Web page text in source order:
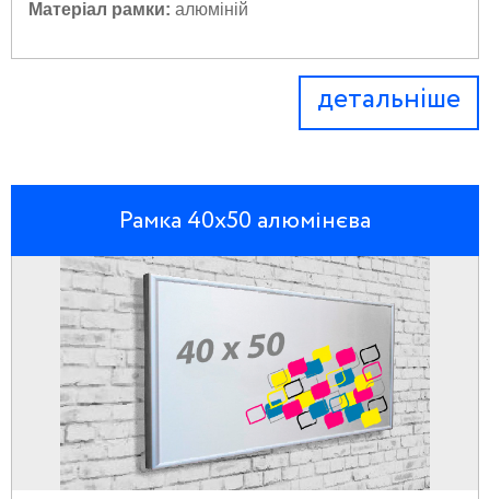
Матеріал рамки: алюміній
детальніше
Рамка 40х50 алюмінєва